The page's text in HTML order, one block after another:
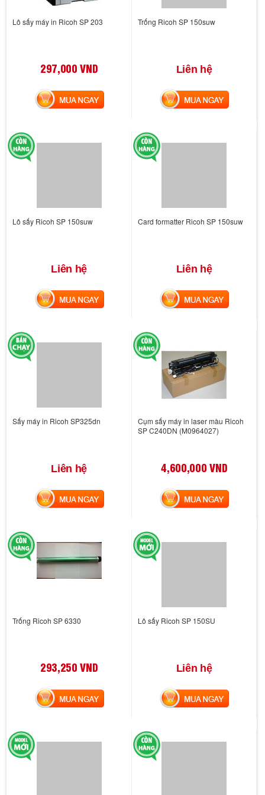
Lô sấy máy in Ricoh SP 203
297,000 VND
MUA NGAY
Trống Ricoh SP 150suw
Liên hệ
MUA NGAY
Lô sấy Ricoh SP 150suw
Liên hệ
MUA NGAY
Card formatter Ricoh SP 150suw
Liên hệ
MUA NGAY
Sấy máy in Ricoh SP325dn
Liên hệ
MUA NGAY
Cụm sấy máy in laser màu Ricoh
SP C240DN (M0964027)
4,600,000 VND
MUA NGAY
Trống Ricoh SP 6330
293,250 VND
MUA NGAY
Lô sấy Ricoh SP 150SU
Liên hệ
MUA NGAY